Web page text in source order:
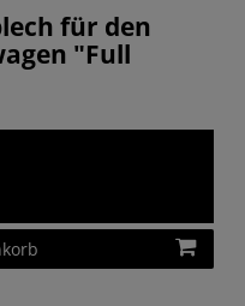
für den
"Full